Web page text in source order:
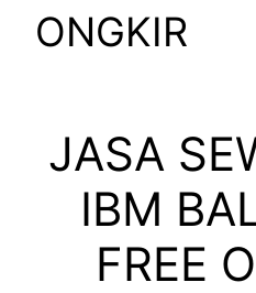
ONGKIR
JASA
IBM
FREE